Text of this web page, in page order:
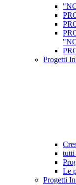
Progetti
tutti
Le
Progetti